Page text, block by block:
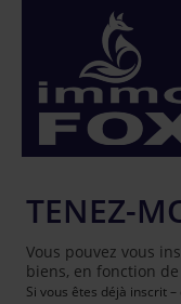
TENEZ-
Vous pouvez vous
biens, en fonction
Si vous êtes déjà inscrit –